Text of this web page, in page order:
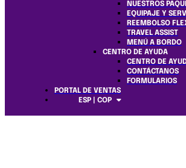
NUESTROS
EQUIPAJE Y
REEMBOLSO
TRAVEL ASSIST
MENÚ A BORDO
CENTRO DE AYUDA
CENTRO DE
CONTÁCTANOS
FORMULARIOS
PORTAL DE VENTAS
ESP | COP